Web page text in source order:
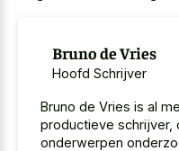
Bruno de Vries
Hoofd Schrijver
Bruno de Vries is al
productieve schrijver,
onderwerpen